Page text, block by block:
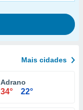
Mais cidades
Adrano
34° 22°